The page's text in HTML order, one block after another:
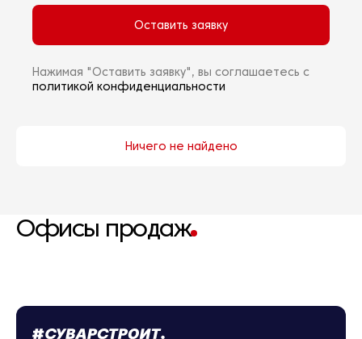
Оставить заявку
Нажимая "Оставить заявку", вы соглашаетесь с
политикой конфиденциальности
Ничего не найдено
Офисы продаж